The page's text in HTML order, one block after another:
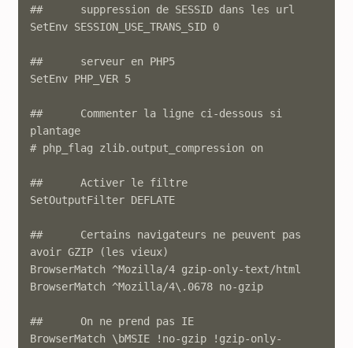
##	suppression de SESSID dans les url
SetEnv SESSION_USE_TRANS_SID 0
##	serveur en PHP5
SetEnv PHP_VER 5
##	Commenter la ligne ci-dessous si
plantage
# php_flag zlib.output_compression on
##	Activer le filtre
SetOutputFilter DEFLATE
##	Certains navigateurs ne peuvent pas
avoir GZIP (les vieux)
BrowserMatch ^Mozilla/4 gzip-only-text/html
BrowserMatch ^Mozilla/4\.0678 no-gzip
##	On ne prend pas IE
BrowserMatch \bMSIE !no-gzip !gzip-only-